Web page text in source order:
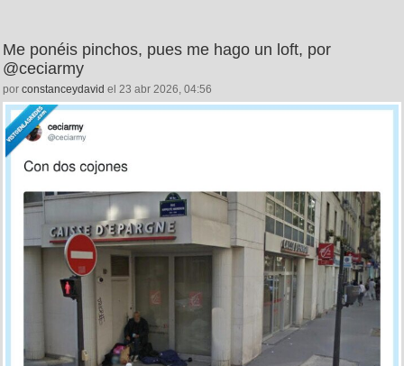
Me ponéis pinchos, pues me hago un loft, por
@ceciarmy
por constanceydavid el 23 abr 2026, 04:56